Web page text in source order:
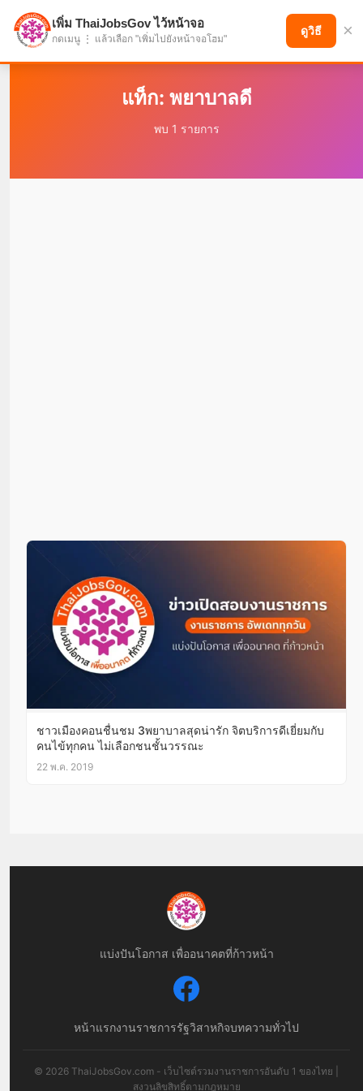
แบ่งปันโอกาส เพื่ออนาคตที่ก้าวหน้า
แท็ก: พยาบาลดี
พบ 1 รายการ
ชาวเมืองคอนชื่นชม 3พยาบาลสุดน่ารัก จิตบริการดีเยี่ยมกับ
คนไข้ทุกคน ไม่เลือกชนชั้นวรรณะ
22 พ.ค. 2019
แบ่งปันโอกาส เพื่ออนาคตที่ก้าวหน้า
หน้าแรกงานราชการรัฐวิสาหกิจบทความทั่วไป
© 2026 ThaiJobsGov.com - เว็บไซต์รวมงานราชการอันดับ 1 ของไทย |
สงวนลิขสิทธิ์ตามกฎหมาย
เพิ่ม ThaiJobsGov ไว้หน้าจอ
กดเมนู ⋮ แล้วเลือก "เพิ่มไปยังหน้าจอโฮม"
ดูวิธี ×